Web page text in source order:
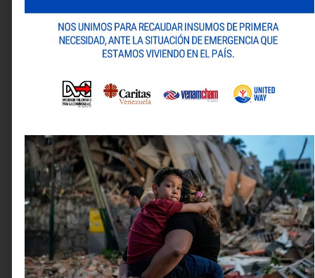
Tu dirección de correo electrónico no será publicada.
Los campos obligatorios están marcados con*
Nombre*